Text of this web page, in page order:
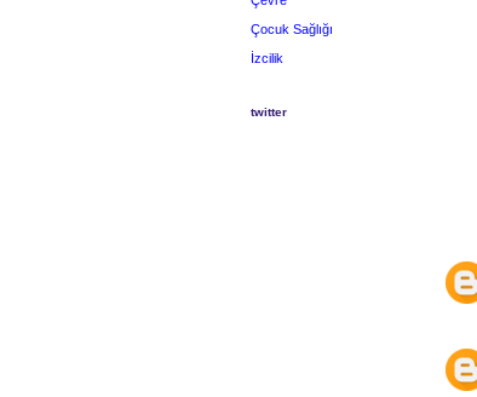
Çocuk Sağlığı
İzcilik
twitter